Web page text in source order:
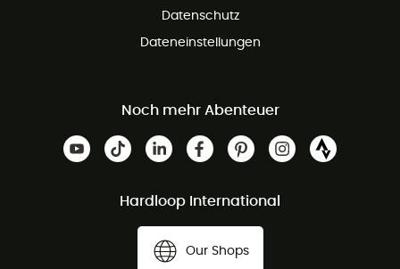
Datenschutz
Dateneinstellungen
Noch mehr Abenteuer
Hardloop International
Our Shops